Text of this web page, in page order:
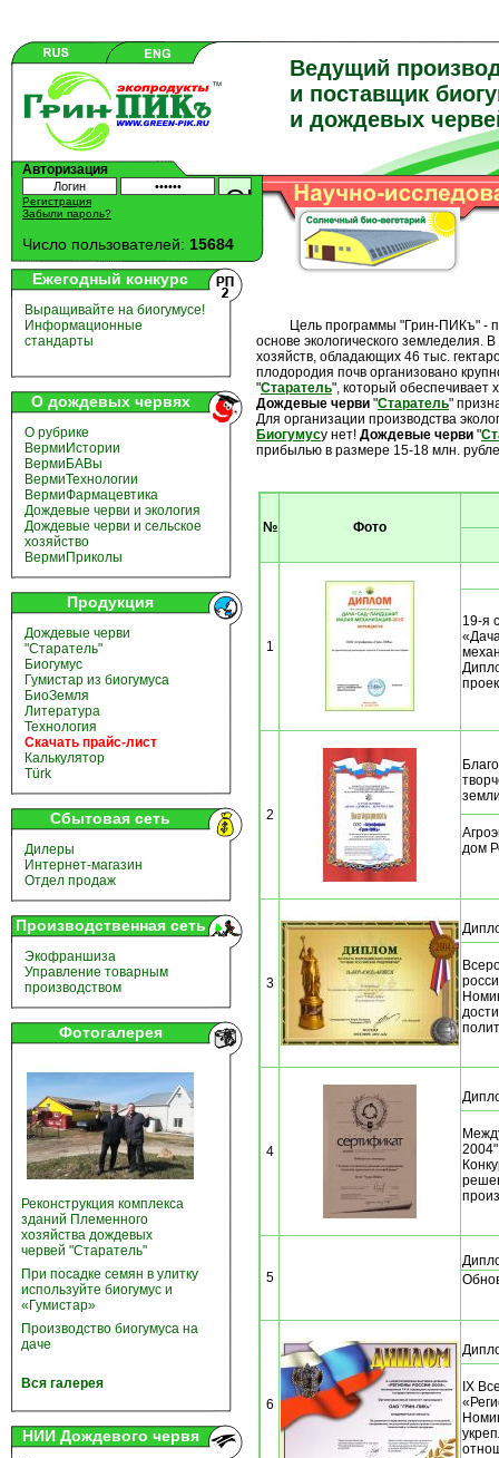
Ведущий
и поставщик
и дождевых
Авторизация
Регистрация
Забыли пароль?
Число пользователей: 15684
Ежегодный конкурс
Выращивайте на биогумусе!
Информационные
стандарты
О дождевых червях
О рубрике
ВермиИстории
ВермиБАВы
ВермиТехнологии
ВермиФармацевтика
Дождевые черви и экология
Дождевые черви и сельское
хозяйство
ВермиПриколы
Продукция
Дождевые черви
"Старатель"
Биогумус
Гумистар из биогумуса
БиоЗемля
Литература
Технология
Скачать прайс-лист
Калькулятор
Türk
Сбытовая сеть
Дилеры
Интернет-магазин
Отдел продаж
Производственная сеть
Экофраншиза
Управление товарным
производством
Фотогалерея
Реконструкция комплекса
зданий Племенного
хозяйства дождевых
червей "Старатель"
При посадке семян в улитку
используйте биогумус и
«Гумистар»
Производство биогумуса на
даче
Вся галерея
НИИ Дождевого червя
Цель программы "Грин-ПИКъ" -
основе экологического
хозяйств, обладающих 46 тыс.
плодородия почв организовано
"Старатель", который обеспечивает
Дождевые черви "Старатель"
Для организации производства
Биогумусу нет! Дождевые черви "
прибылью в размере 15-18 млн.
№ Фото
1
19-я
2
дом
3
4
5
6
IX